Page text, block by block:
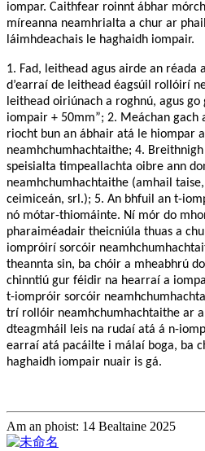
iompar. Caithfear roinnt ábhar
míreanna neamhrialta a chur ar
láimhdeachais le haghaidh iompair.
1. Fad, leithead agus airde an réada
d’earraí de leithead éagsúil rollóirí
leithead oiriúnach a roghnú, agus
iompair + 50mm”; 2. Meáchan gach
riocht bun an ábhair atá le hiompar
neamhchumhachtaithe; 4.
speisialta timpeallachta oibre ann
neamhchumhachtaithe (amhail
ceimiceán, srl.); 5. An bhfuil an t-
nó mótar-thiomáinte. Ní mór do
pharaiméadair theicniúla thuas a
iompróirí sorcóir
theannta sin, ba chóir a mheabhrú
chinntiú gur féidir na hearraí a
t-iompróir sorcóir
trí rollóir neamhchumhachtaithe ar
dteagmháil leis na rudaí atá á n-
earraí atá pacáilte i málaí boga, ba
haghaidh iompair nuair is gá.
Am an phoist: 14 Bealtaine 2025